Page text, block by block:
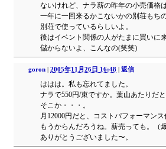
ないけれど、ナラ薪の昨年の小売価格
一年に一回来るかこないかの別荘もち
別荘で使っているらしいよ。
後はイベント関係の人がたまに買いに来
儲からないよ、こんなの(笑笑)
goron | 2005年11月26日 16:48 | 返信
ははは。私も忘れてました。
ナラで550円/束ですか。葉山あたりだ
そこか・・・。
月12000円だと、コストパフォーマン
もうからんだろうね。薪売っても。（
ありがとうございました〜。